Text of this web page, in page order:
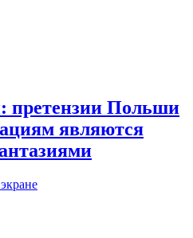
претензии Польши
являются